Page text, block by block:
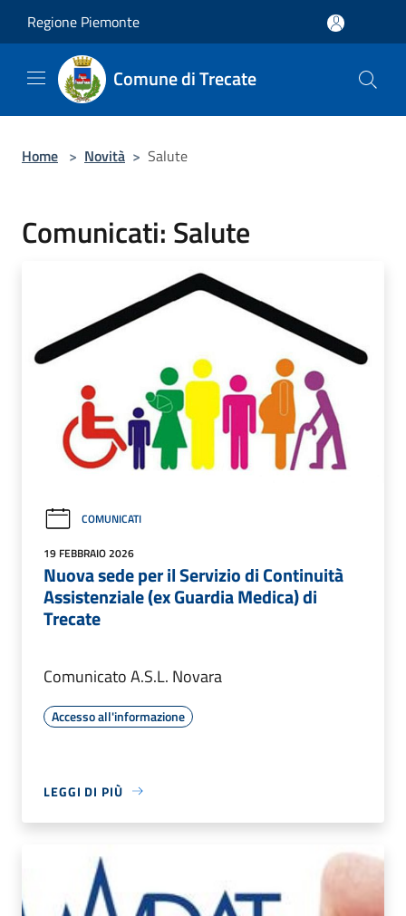
Regione Piemonte
Comune di Trecate
Home > Novità > Salute
Comunicati: Salute
COMUNICATI
19 FEBBRAIO 2026
Nuova sede per il Servizio di Continuità
Assistenziale (ex Guardia Medica) di
Trecate
Comunicato A.S.L. Novara
Accesso all'informazione
LEGGI DI PIÙ